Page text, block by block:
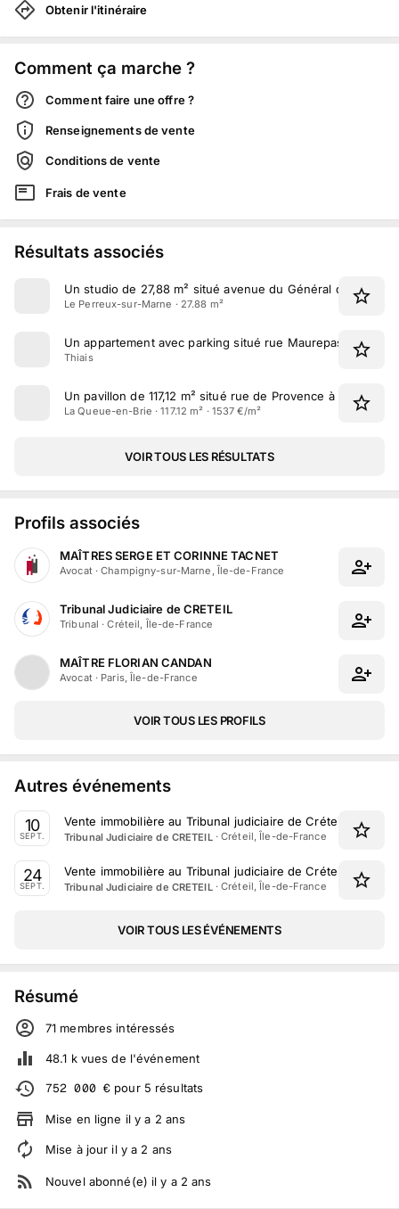
Obtenir l'itinéraire
Comment ça marche ?
Comment faire une offre ?
Renseignements de vente
Conditions de vente
Frais de vente
Résultats associés
Un studio de 27,88 m² situé avenue du Général de Gaulle
Le Perreux-sur-Marne · 27.88 m²
Un appartement avec parking situé rue Maurepas à Thiais
Thiais
Un pavillon de 117,12 m² situé rue de Provence à La
La Queue-en-Brie · 117.12 m² · 1537 €/m²
VOIR TOUS LES RÉSULTATS
Profils associés
MAÎTRES SERGE ET CORINNE TACNET
Avocat·Champigny-sur-Marne, Île-de-France
Tribunal Judiciaire de CRETEIL
Tribunal ·Créteil, Île-de-France
MAÎTRE FLORIAN CANDAN
Avocat· Paris, Île-de-France
VOIR TOUS LES PROFILS
Autres événements
10
SEPT.
Vente immobilière au Tribunal judiciaire de Créteil le 10
Tribunal Judiciaire de CRETEIL ·Créteil, Île-de-France
24
SEPT.
Vente immobilière au Tribunal judiciaire de Créteil le 24
Tribunal Judiciaire de CRETEIL ·Créteil, Île-de-France
VOIR TOUS LES ÉVÉNEMENTS
Résumé
71 membres intéressés
48.1 kvues de l'événement
752 000 € pour 5 résultats
Mise en ligne il y a 2 ans
Mise à jour il y a 2 ans
Nouvel abonné(e) il y a 2 ans